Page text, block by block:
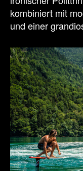
kombiniert mit
und einer